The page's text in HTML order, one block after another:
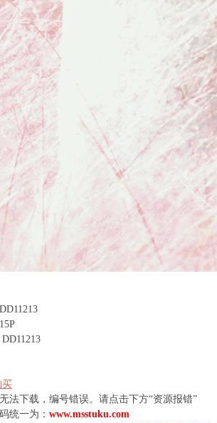
15P
买
法下载，编号错误。请点击下方“资源报错”
统一为： www.msstuku.com